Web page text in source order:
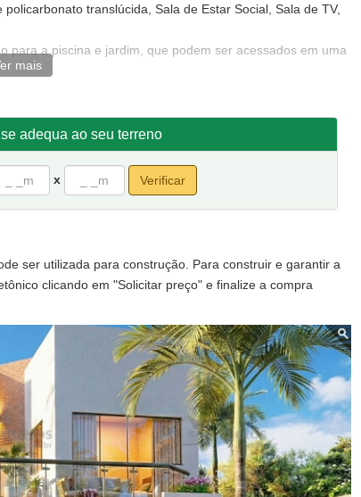
translúcida, Sala de Estar Social, Sala de TV,
para a piscina e jardim, que podem ser acessados em uma
podem desfrutar.
lados maiores em 10,00 metros de frente e 19,00 metros
mais
adequa ao seu terreno
x Verificar
ser utilizada para construção. Para construir e garantir a
clicando em "Solicitar preço" e finalize a compra